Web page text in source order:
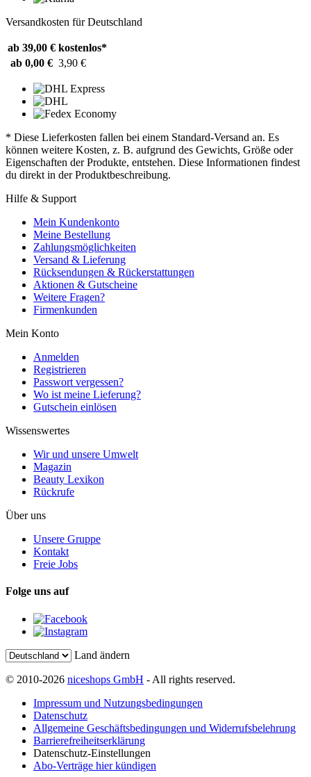
Versandkosten für Deutschland
ab 39,00 € kostenlos*
ab 0,00 € 3,90 €
* Diese Lieferkosten fallen bei einem Standard-Versand an. Es
können weitere Kosten, z. B. aufgrund des Gewichts, Größe oder
Eigenschaften der Produkte, entstehen. Diese Informationen findest
du direkt in der Produktbeschreibung.
Hilfe & Support
Mein Kundenkonto
Meine Bestellung
Zahlungsmöglichkeiten
Versand & Lieferung
Rücksendungen & Rückerstattungen
Aktionen & Gutscheine
Weitere Fragen?
Firmenkunden
Mein Konto
Anmelden
Registrieren
Passwort vergessen?
Wo ist meine Lieferung?
Gutschein einlösen
Wissenswertes
Wir und unsere Umwelt
Magazin
Beauty Lexikon
Rückrufe
Über uns
Unsere Gruppe
Kontakt
Freie Jobs
Folge uns auf
Land ändern
© 2010-2026 niceshops GmbH - All rights reserved.
Impressum und Nutzungsbedingungen
Datenschutz
Allgemeine Geschäftsbedingungen und Widerrufsbelehrung
Barrierefreiheitserklärung
Datenschutz-Einstellungen
Abo-Verträge hier kündigen